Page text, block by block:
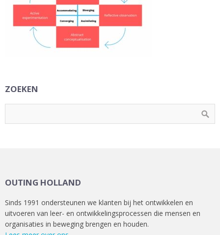
ZOEKEN
OUTING HOLLAND
Sinds 1991 ondersteunen we klanten bij het ontwikkelen en
uitvoeren van leer- en ontwikkelingsprocessen die mensen en
organisaties in beweging brengen en houden.